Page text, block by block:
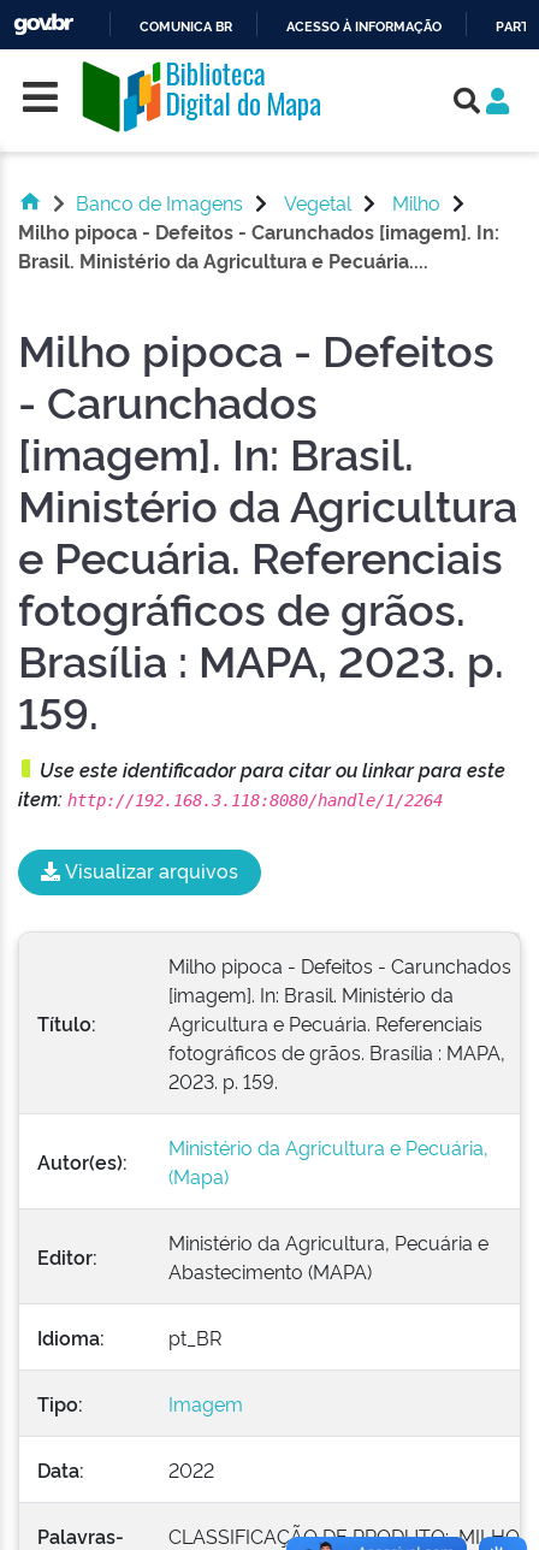
O
CONTEÚDO
COMUNICA BR ACESSO À INFORMAÇÃO
Skip navigation
Banco de Imagens Vegetal
Milho
Milho pipoca - Defeitos - Carunchados [imagem]. In:
Brasil. Ministério da Agricultura e Pecuária....
Milho pipoca - Defeitos
- Carunchados
[imagem]. In: Brasil.
Ministério da Agricultura
e Pecuária. Referenciais
fotográficos de grãos.
Brasília : MAPA, 2023. p.
159.
Use este identificador para citar ou linkar para este
item: http://192.168.3.118:8080/handle/1/2264
Visualizar arquivos
Título:
Milho pipoca - Defeitos - Carunchados
[imagem]. In: Brasil. Ministério da
Agricultura e Pecuária. Referenciais
fotográficos de grãos. Brasília : MAPA,
2023. p. 159.
Autor(es):
Ministério da Agricultura e Pecuária,
(Mapa)
Editor:
Ministério da Agricultura, Pecuária e
Abastecimento (MAPA)
Idioma: pt_BR
Tipo: Imagem
Data: 2022
Palavras-
CLASSIFICAÇÃO DE PRODUTO; MILHO